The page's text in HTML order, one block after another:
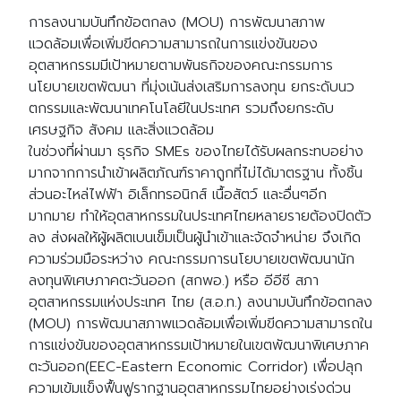
การลงนามบันทึกข้อตกลง (MOU) การพัฒนาสภาพ
แวดล้อมเพื่อเพิ่มขีดความสามารถในการแข่งขันของ
อุตสาหกรรมมีเป้าหมายตามพันธกิจของคณะกรรมการ
นโยบายเขตพัฒนา ที่มุ่งเน้นส่งเสริมการลงทุน ยกระดับนว
ตกรรมและพัฒนาเทคโนโลยีในประเทศ รวมถึงยกระดับ
เศรษฐกิจ สังคม และสิ่งแวดล้อม
ในช่วงที่ผ่านมา ธุรกิจ SMEs ของไทยได้รับผลกระทบอย่าง
มากจากการนำเข้าผลิตภัณฑ์ราคาถูกที่ไม่ได้มาตรฐาน ทั้งชิ้น
ส่วนอะไหล่ไฟฟ้า อิเล็กทรอนิกส์ เนื้อสัตว์ และอื่นๆอีก
มากมาย ทำให้อุตสาหกรรมในประเทศไทยหลายรายต้องปิดตัว
ลง ส่งผลให้ผู้ผลิตเบนเข็มเป็นผู้นำเข้าและจัดจำหน่าย จึงเกิด
ความร่วมมือระหว่าง คณะกรรมการนโยบายเขตพัฒนานัก
ลงทุนพิเศษภาคตะวันออก (สกพอ.) หรือ อีอีซี สภา
อุตสาหกรรมแห่งประเทศ ไทย (ส.อ.ท.) ลงนามบันทึกข้อตกลง
(MOU) การพัฒนาสภาพแวดล้อมเพื่อเพิ่มขีดความสามารถใน
การแข่งขันของอุตสาหกรรมเป้าหมายในเขตพัฒนาพิเศษภาค
ตะวันออก(EEC-Eastern Economic Corridor) เพื่อปลุก
ความเข้มแข็งฟื้นฟูรากฐานอุตสาหกรรมไทยอย่างเร่งด่วน